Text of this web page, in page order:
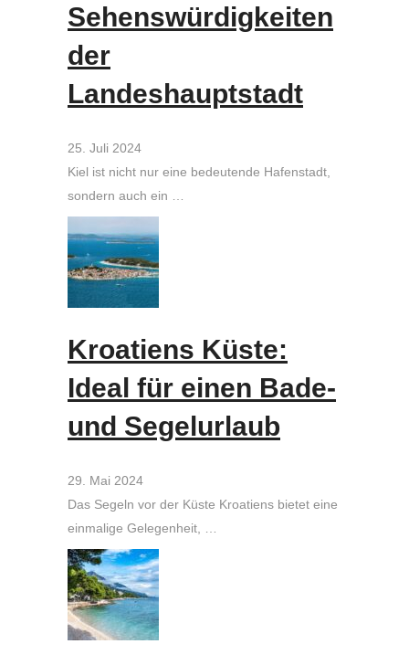
Sehenswürdigkeiten
der
Landeshauptstadt
25. Juli 2024
Kiel ist nicht nur eine bedeutende Hafenstadt,
sondern auch ein …
Kroatiens Küste:
Ideal für einen Bade-
und Segelurlaub
29. Mai 2024
Das Segeln vor der Küste Kroatiens bietet eine
einmalige Gelegenheit, …